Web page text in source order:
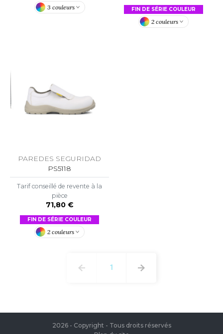
3 couleurs FIN DE SÉRIE COULEUR
2 couleurs
PAREDES SEGURIDAD
PS5118
Tarif conseillé de revente à la
pièce
71,80 €
FIN DE SÉRIE COULEUR
2 couleurs
1
2026 - Copyright - Tous droits réservés